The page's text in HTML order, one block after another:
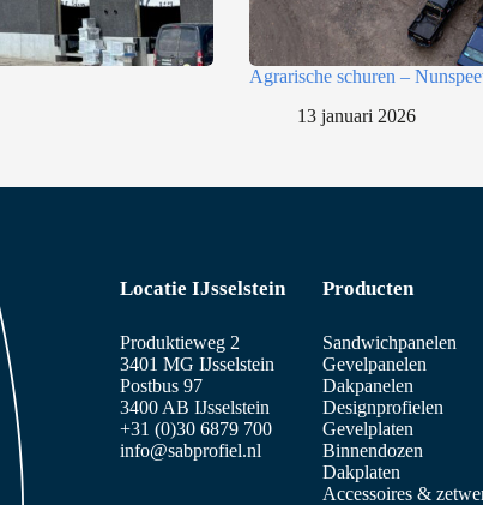
Agrarische schuren –
13 januari 2026
Locatie IJsselstein
Produktieweg 2
3401 MG IJsselstein
Postbus 97
3400 AB IJsselstein
+31 (0)30 6879 700
info@sabprofiel.nl
Producten
Sandwichpanelen
Gevelpanelen
Dakpanelen
Designprofielen
Gevelplaten
Binnendozen
Dakplaten
Accessoires &